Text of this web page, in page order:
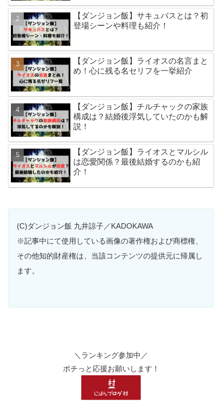
【ダンジョン飯】サキュバスとは？初
登場シーンや料理も紹介！
【ダンジョン飯】ライオスの名言まと
め！心に残る名セリフを一挙紹介
【ダンジョン飯】チルチャックの家族
構成は？結婚後浮気していたのかも解
説！
【ダンジョン飯】ライオスとマルシル
は恋愛関係？最後結婚するのかも紹
介！
(C)ダンジョン飯 九井諒子／KADOKAWA
※記事中にて使用している画像の著作権および商標権、
その他知的財産権は、当該コンテンツの提供元に帰属し
ます。
＼ランキング参加中／
ポチっと応援お願いします！